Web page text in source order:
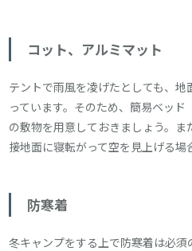
コット、アルミマット
テントで雨風を凌げたとしても、
っています。そのため、簡易ベッ
の敷物を用意しておきましょう。
接地面に寝転がって空を見上げる場
防寒着
冬キャンプをする上で防寒着は必